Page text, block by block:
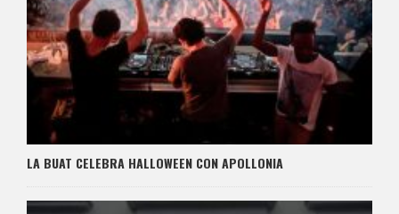
LA BUAT CELEBRA HALLOWEEN CON APOLLONIA